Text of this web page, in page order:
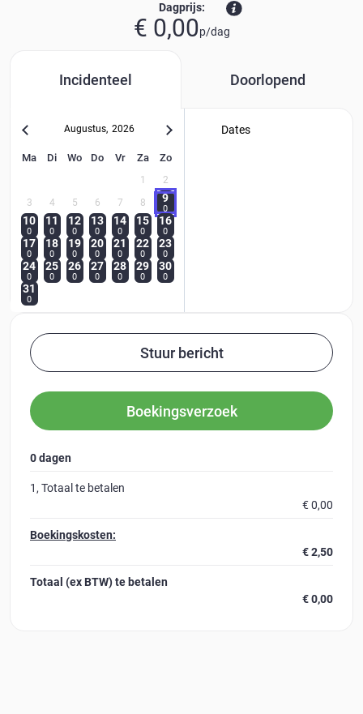
Dagprijs:
€ 0,00p/dag
Incidenteel Doorlopend
Augustus, 2026
Ma Di Wo Do Vr Za Zo
1
2
3
4 5 6 7 8 9
0
10
0
11
0
12
0
13
0
14
0
15
0
16
0
17
0
18
0
19
0
20
0
21
0
22
0
23
0
24
0
25
0
26
0
27
0
28
0
29
0
30
0
31
0
Dates
Stuur bericht
Boekingsverzoek
0 dagen
1, Totaal te betalen
€ 0,00
Boekingskosten:
€ 2,50
Totaal (ex BTW)te betalen
€ 0,00